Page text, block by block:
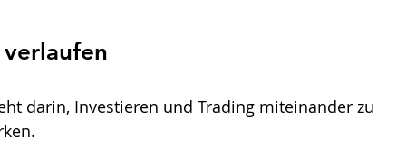
darin, Investieren und Trading miteinander zu